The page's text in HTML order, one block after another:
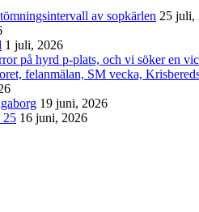
av sopkärlen 25 juli,
1 juli, 2026
på hyrd p-plats, och vi söker en
felanmälan, SM vecka,
19 juni, 2026
25 16 juni, 2026